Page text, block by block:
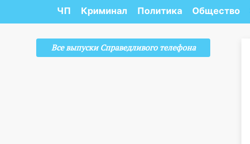
ЧП Криминал Политика Общество
Все выпуски Справедливого телефона